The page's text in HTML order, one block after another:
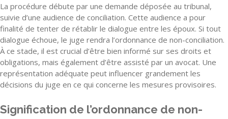
La procédure débute par une demande déposée au tribunal,
suivie d’une audience de conciliation. Cette audience a pour
finalité de tenter de rétablir le dialogue entre les époux. Si tout
dialogue échoue, le juge rendra l’ordonnance de non-conciliation.
À ce stade, il est crucial d’être bien informé sur ses droits et
obligations, mais également d’être assisté par un avocat. Une
représentation adéquate peut influencer grandement les
décisions du juge en ce qui concerne les mesures provisoires.
Signification de l’ordonnance de non-